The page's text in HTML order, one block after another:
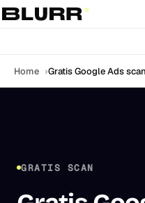
Diensten
Meta Ads
Home Gratis Google Ads scan
Home Gratis Google Ads Scan
GRATIS SCAN